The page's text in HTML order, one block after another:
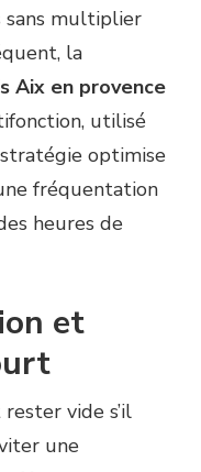
sans multiplier
la
Aix en provence
utilisé
optimise
fréquentation
heures de
et
vide s’il
une